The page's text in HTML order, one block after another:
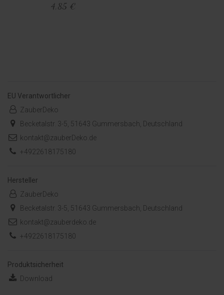
4,85 €
EU Verantwortlicher
ZauberDeko
Becketalstr. 3-5, 51643 Gummersbach, Deutschland
kontakt@zauberDeko.de
+4922618175180
Hersteller
ZauberDeko
Becketalstr. 3-5, 51643 Gummersbach, Deutschland
kontakt@zauberdeko.de
+4922618175180
Produktsicherheit
Download